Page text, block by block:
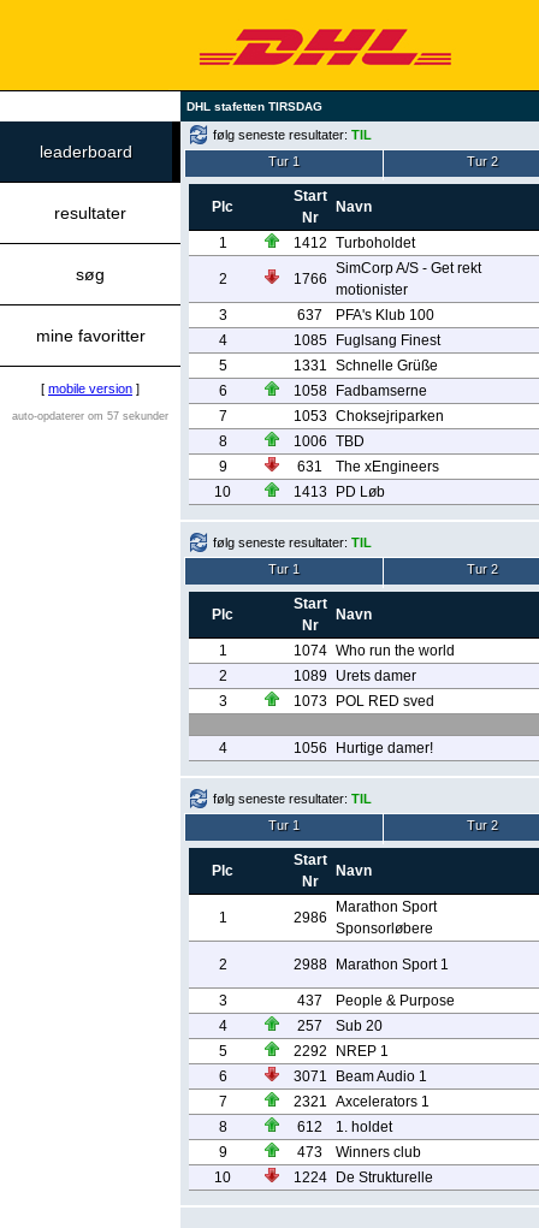
DHL stafetten TIRSDAG
leaderboard
resultater
søg
mine favoritter
[ mobile version ]
auto-opdaterer om 57 sekunder
følg seneste resultater: TIL
Tur 1
Tur 2
Plc
Start
Nr
Navn
1 1412 Turboholdet
2 1766
SimCorp A/S - Get rekt
motionister
3
637
PFA's Klub 100
4
1085
Fuglsang Finest
5
1331 Schnelle Grüße
6
1058
Fadbamserne
7
1053 Choksejriparken
8
1006 TBD
9
631
The xEngineers
10
1413 PD Løb
følg seneste resultater: TIL
Tur 1
Tur 2
Plc
Start
Nr
Navn
1 1074 Who run the world
2
1089
Urets damer
3
1073 POL RED sved
4 1056 Hurtige damer!
følg seneste resultater: TIL
Tur 1
Tur 2
Plc
Start
Nr
Navn
1 2986
Marathon Sport
Sponsorløbere
2 2988 Marathon Sport 1
3 437
People & Purpose
4
257
Sub 20
5
2292
NREP 1
6
3071
Beam Audio 1
7
2321 Axcelerators 1
8
612
1. holdet
9
473
Winners club
10
1224 De Strukturelle